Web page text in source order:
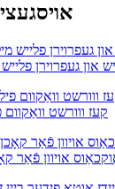
און געפרוירן פלייש
קעז ווורשט וואַקוום
אויוון פֿאַר